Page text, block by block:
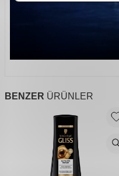
BENZER ÜRÜNLER